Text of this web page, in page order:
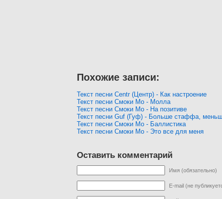
Похожие записи:
Текст песни Centr (Центр) - Как настроение
Текст песни Смоки Мо - Молла
Текст песни Смоки Мо - На позитиве
Текст песни Guf (Гуф) - Больше стаффа,
Текст песни Смоки Мо - Баллистика
Текст песни Смоки Мо - Это все для меня
Оставить комментарий
Имя (обязательно)
E-mail (не